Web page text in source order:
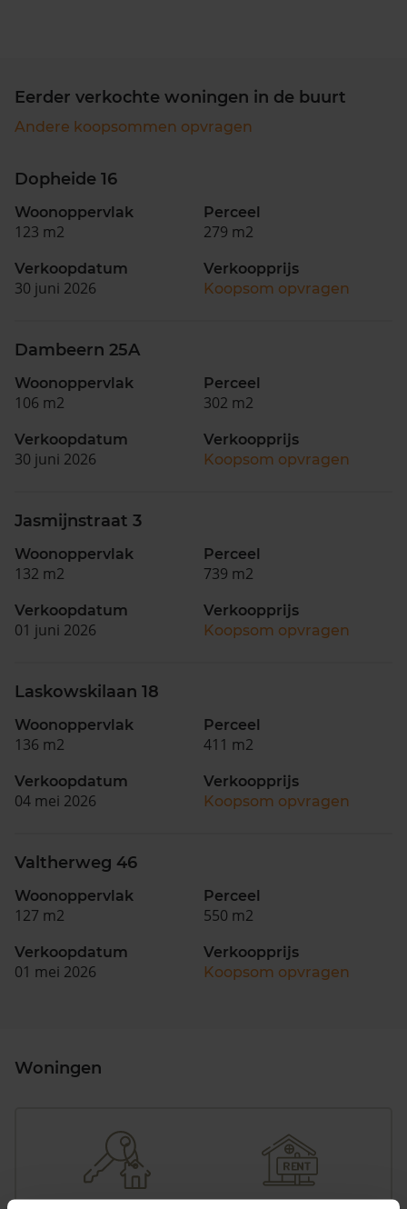
Eerder verkochte woningen in de buurt
Andere koopsommen opvragen
Dopheide 16
Woonoppervlak
123 m2
Perceel
279 m2
Verkoopdatum
30 juni 2026
Verkoopprijs
Koopsom opvragen
Dambeern 25A
Woonoppervlak
106 m2
Perceel
302 m2
Verkoopdatum
30 juni 2026
Verkoopprijs
Koopsom opvragen
Jasmijnstraat 3
Woonoppervlak
132 m2
Perceel
739 m2
Verkoopdatum
01 juni 2026
Verkoopprijs
Koopsom opvragen
Laskowskilaan 18
Woonoppervlak
136 m2
Perceel
411 m2
Verkoopdatum
04 mei 2026
Verkoopprijs
Koopsom opvragen
Valtherweg 46
Woonoppervlak
127 m2
Perceel
550 m2
Verkoopdatum
01 mei 2026
Verkoopprijs
Koopsom opvragen
Woningen